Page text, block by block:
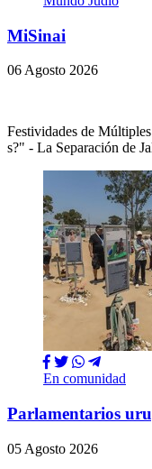
MiSinai
06 Agosto 2026
Festividades de
s?" - La
En comunidad
Parlamentarios
05 Agosto 2026